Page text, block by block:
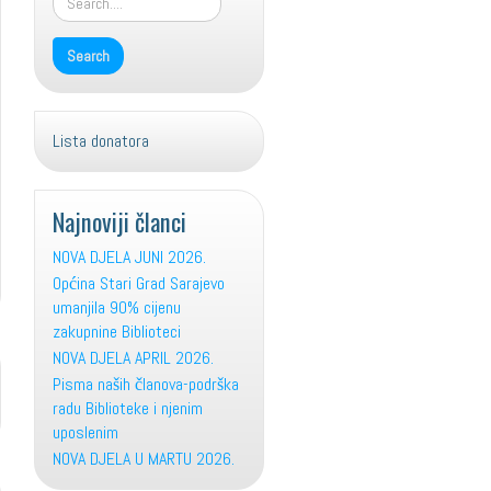
Lista donatora
Najnoviji članci
NOVA DJELA JUNI 2026.
Općina Stari Grad Sarajevo
umanjila 90% cijenu
zakupnine Biblioteci
NOVA DJELA APRIL 2026.
Pisma naših članova-podrška
radu Biblioteke i njenim
uposlenim
NOVA DJELA U MARTU 2026.